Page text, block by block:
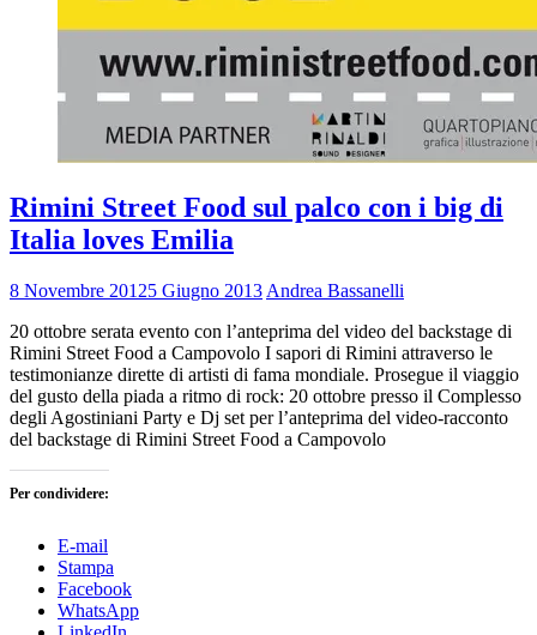
Rimini Street Food sul palco con i big di
Italia loves Emilia
8 Novembre 20125 Giugno 2013 Andrea Bassanelli
20 ottobre serata evento con l’anteprima del video del backstage di
Rimini Street Food a Campovolo I sapori di Rimini attraverso le
testimonianze dirette di artisti di fama mondiale. Prosegue il viaggio
del gusto della piada a ritmo di rock: 20 ottobre presso il Complesso
degli Agostiniani Party e Dj set per l’anteprima del video-racconto
del backstage di Rimini Street Food a Campovolo
Per condividere:
E-mail
Stampa
Facebook
WhatsApp